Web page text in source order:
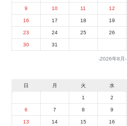
2026年8月
9 10 11 12
16 17 18 19
23 24 25 26
30 31
日 月 火 水
1 2
6 7 8 9
13 14 15 16